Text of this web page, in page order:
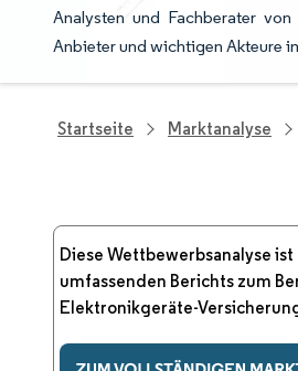
Analysten und Fachberater
Anbieter und wichtigen Akteure
Startseite Marktanalyse
Diese Wettbewerbsanalyse ist
umfassenden Berichts zum
Elektronikgeräte-